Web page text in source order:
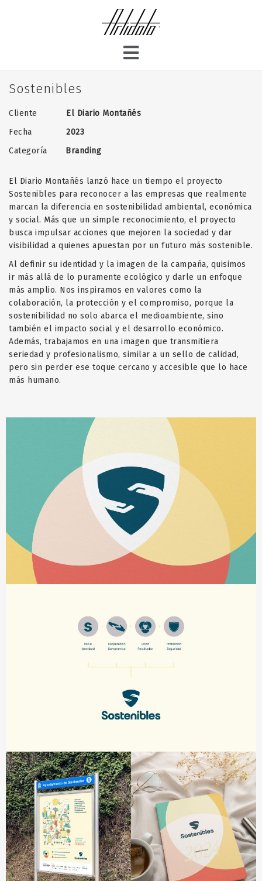
Sostenibles
Cliente El Diario Montañés
Fecha 2023
Categoría Branding
El Diario Montañés lanzó hace un tiempo el proyecto
Sostenibles para reconocer a las empresas que realmente
marcan la diferencia en sostenibilidad ambiental, económica
y social. Más que un simple reconocimiento, el proyecto
busca impulsar acciones que mejoren la sociedad y dar
visibilidad a quienes apuestan por un futuro más sostenible.
Al definir su identidad y la imagen de la campaña, quisimos
ir más allá de lo puramente ecológico y darle un enfoque
más amplio. Nos inspiramos en valores como la
colaboración, la protección y el compromiso, porque la
sostenibilidad no solo abarca el medioambiente, sino
también el impacto social y el desarrollo económico.
Además, trabajamos en una imagen que transmitiera
seriedad y profesionalismo, similar a un sello de calidad,
pero sin perder ese toque cercano y accesible que lo hace
más humano.